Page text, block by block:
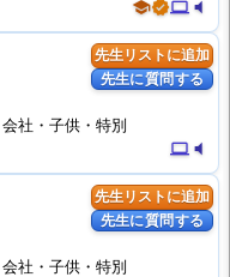
schoolverifiedcomputer volume_mute
先生リストに追加
先生に質問する
computer volume_mute
会社・子供・特別
先生リストに追加
先生に質問する
会社・子供・特別